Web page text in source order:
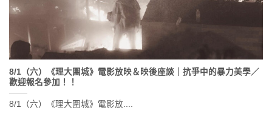
8/1（六）《理大圍城》電影放映＆映後座談｜抗爭中的暴力美學／
歡迎報名參加！！
8/1（六）《理大圍城》電影放....